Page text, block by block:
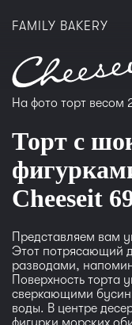
FAMILY BAKERY
На фото торт весом
Торт с
Сheeseit
Представляем вам
Этот потрясающий
разводами,
Поверхность
сверкающими
воды. В центре